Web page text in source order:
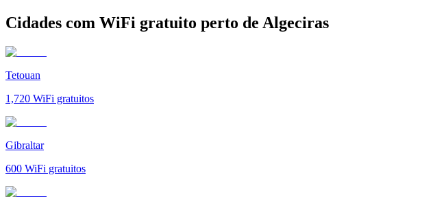
Cidades com WiFi gratuito perto de Algeciras
Tetouan
1,720 WiFi gratuitos
Gibraltar
600 WiFi gratuitos